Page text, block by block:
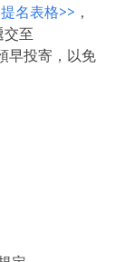
名表格>> ，
交至
早投寄，以免